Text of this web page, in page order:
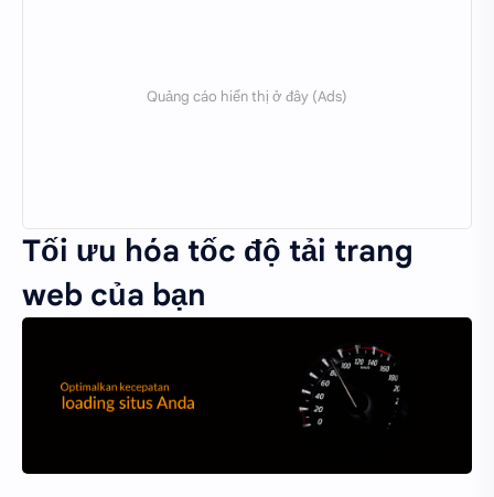
Tối ưu hóa tốc độ tải trang
web của bạn